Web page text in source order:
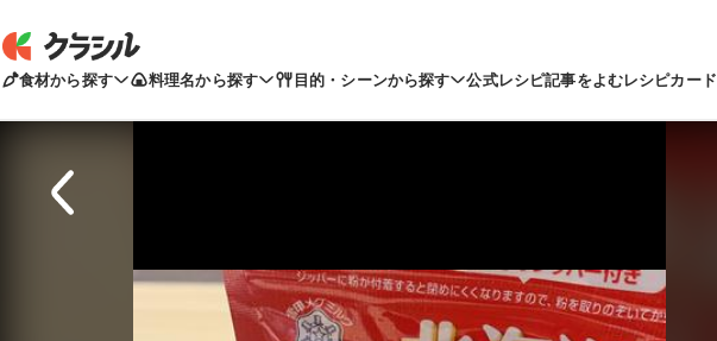
食材から探す 料理名から探す 目的・シーンから探す 公式レシピ記事をよむレシピカード